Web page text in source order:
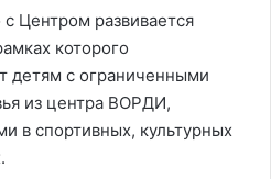
Центром развивается
которого
детям с ограниченными
из центра ВОРДИ,
в спортивных, культурных